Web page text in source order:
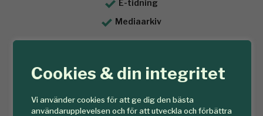
Cookies & din integritet
Vi använder cookies för att ge dig den bästa
användarupplevelsen och för att utveckla och förbättra
E-tidning
Mediaarkiv
Köp prenumeration här